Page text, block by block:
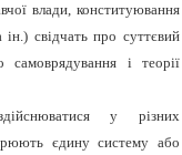
влади, конституювання
ін.) свідчать про суттєвий
самоврядування і теорії
у різних
єдину систему або